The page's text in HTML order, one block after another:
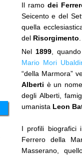
Il ramodei
Seicento e del
quella
del Risorgimento
Nel 1899 ,
Mario Mori
“della Marmora”
Alberti è un
degli Alberti,
umanista Leon
I profili biografici
Ferrero della
Masserano,